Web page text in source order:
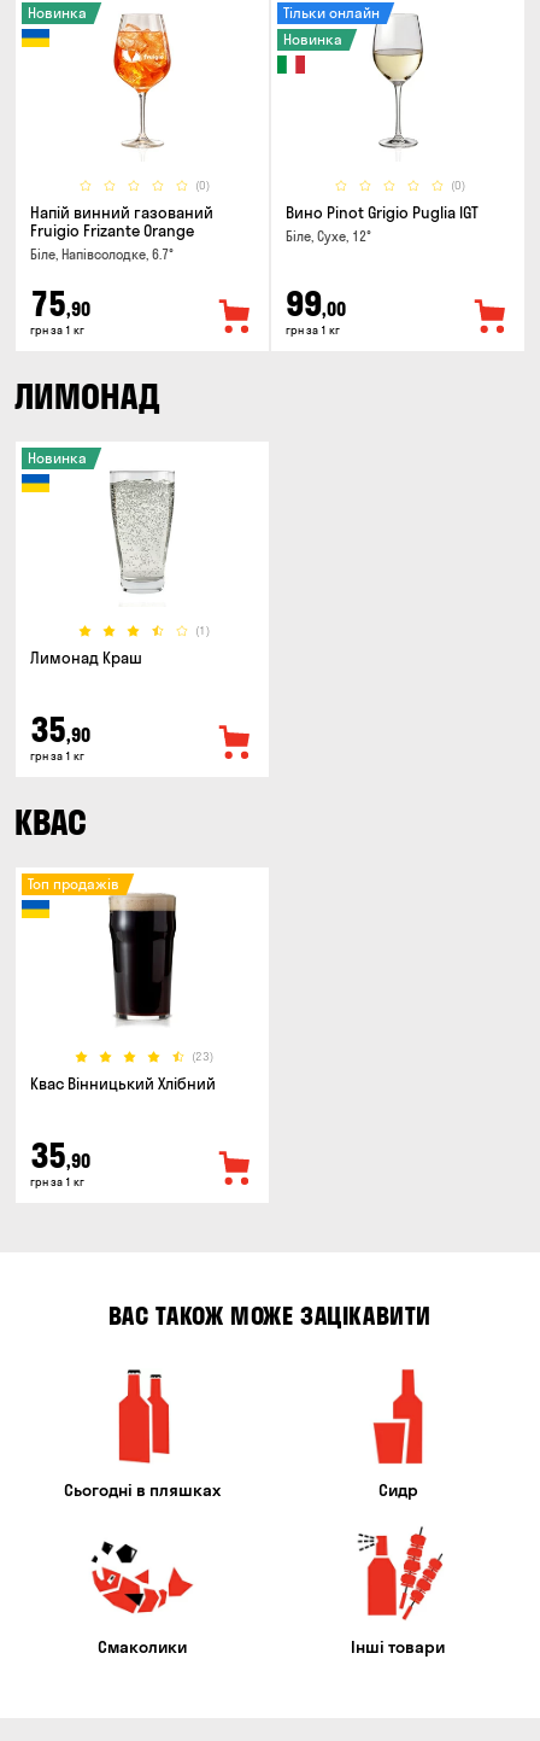
(0)
Новинка
Напій винний газований
Fruigio Frizante Orange
Біле, Напівсолодке, 6.7°
75,90
грн за 1 кг
(0)
Тільки онлайн
Новинка
Вино Pinot Grigio Puglia IGT
Біле, Сухе, 12°
99,00
грн за 1 кг
ЛИМОНАД
(1)
Новинка
Лимонад Краш
35,90
грн за 1 кг
КВАС
(23)
Топ продажів
Квас Вінницький Хлібний
35,90
грн за 1 кг
ВАС ТАКОЖ МОЖЕ ЗАЦІКАВИТИ
Сьогодні в пляшках Сидр
Смаколики Інші товари